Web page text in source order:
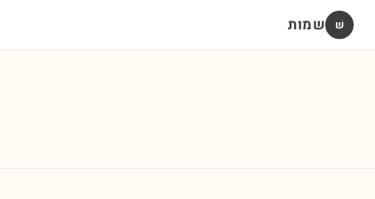
שׁ שמות